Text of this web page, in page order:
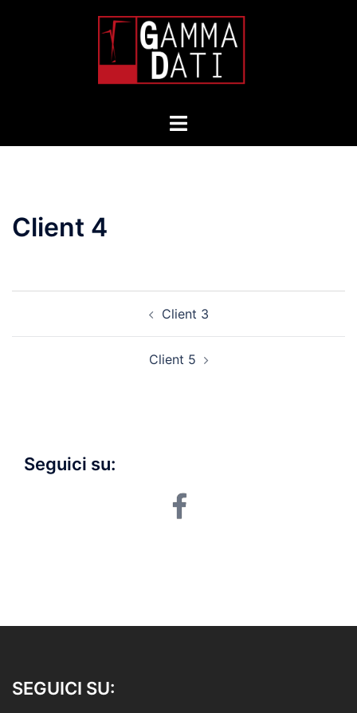
Toggle
Client 4
Client 3
Client 5
Seguici su:
facebook
SEGUICI SU: